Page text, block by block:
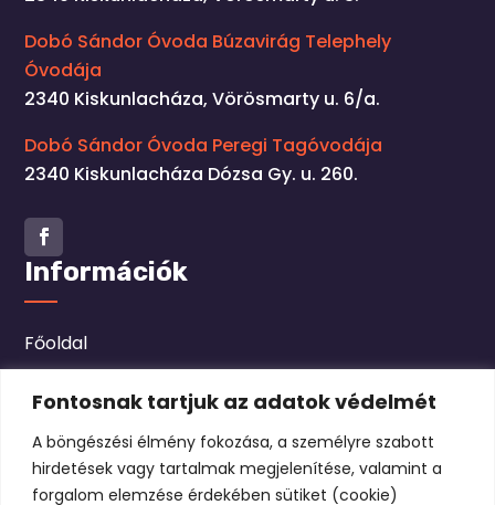
Fontosnak tartjuk az adatok védelmét
A böngészési élmény fokozása, a személyre szabott
hirdetések vagy tartalmak megjelenítése, valamint a
forgalom elemzése érdekében sütiket (cookie)
Dobó Sándor Óvoda Búzavirág Telephely
Óvodája
2340 Kiskunlacháza, Vörösmarty u. 6/a.
Dobó Sándor Óvoda Peregi Tagóvodája
2340 Kiskunlacháza Dózsa Gy. u. 260.
Facebook
Információk
Főoldal
Hírek
Bemutkozás
Beiratkozás